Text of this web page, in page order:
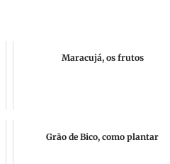
Maracujá, os frutos
Grão de Bico, como plantar